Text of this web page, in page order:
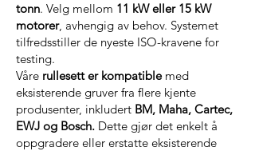
tonn. Velg mellom 11 kW eller 15 kW
motorer, avhengig av behov. Systemet
tilfredsstiller de nyeste ISO-kravene for
testing.
Våre rullesett er kompatiblemed
eksisterende gruver fra flere kjente
produsenter, inkludert BM, Maha, Cartec,
EWJ og Bosch. Dette gjør det enkelt å
oppgradere eller erstatte eksisterende